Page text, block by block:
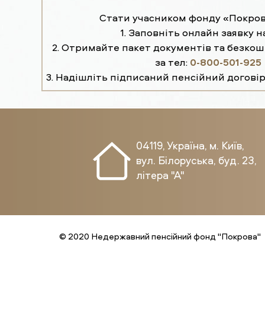
Стати учасником фонду
1. Заповніть онлайн заявку
2. Отримайте пакет документів та
за тел: 0-800-501-925
3. Надішліть підписаний пенсійний
04119, Україна, м. Київ,
вул. Білоруська, буд. 23,
літера "А"
© 2020 Недержавний пенсійний фонд "Покрова"